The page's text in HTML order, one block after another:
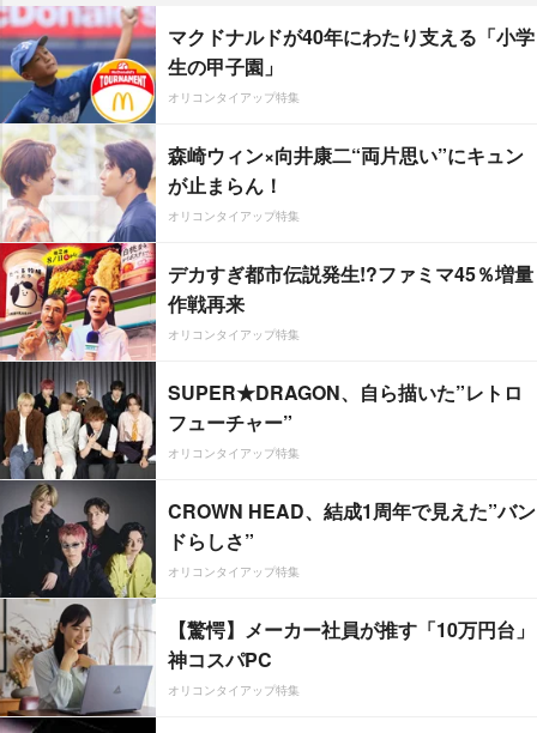
マクドナルドが40年にわたり支える「小学
生の甲子園」
オリコンタイアップ特集
森崎ウィン×向井康二“両片思い”にキュン
が止まらん！
オリコンタイアップ特集
デカすぎ都市伝説発生!?ファミマ45％増量
作戦再来
オリコンタイアップ特集
SUPER★DRAGON、自ら描いた”レトロ
フューチャー”
オリコンタイアップ特集
CROWN HEAD、結成1周年で見えた”バン
ドらしさ”
オリコンタイアップ特集
【驚愕】メーカー社員が推す「10万円台」
神コスパPC
オリコンタイアップ特集